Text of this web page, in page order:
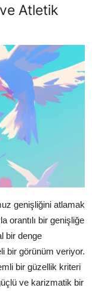
Atletik
genişliğini atlamak
orantılı bir genişliğe
bir denge
bir görünüm veriyor.
bir güzellik kriteri
ve karizmatik bir